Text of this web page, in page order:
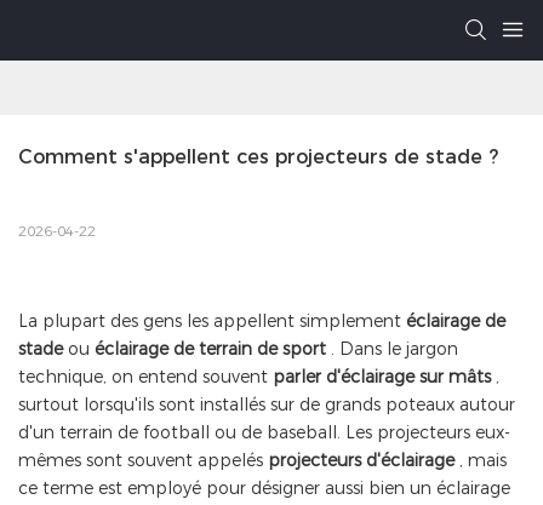
Comment s'appellent ces projecteurs de stade ?
2026-04-22
La plupart des gens les appellent simplement éclairage de
stadeou éclairage de terrain de sport . Dans le jargon
technique, on entend souvent parler d'éclairage sur mâts,
surtout lorsqu'ils sont installés sur de grands poteaux autour
d'un terrain de football ou de baseball. Les projecteurs eux-
mêmes sont souvent appelés projecteurs d'éclairage, mais
ce terme est employé pour désigner aussi bien un éclairage